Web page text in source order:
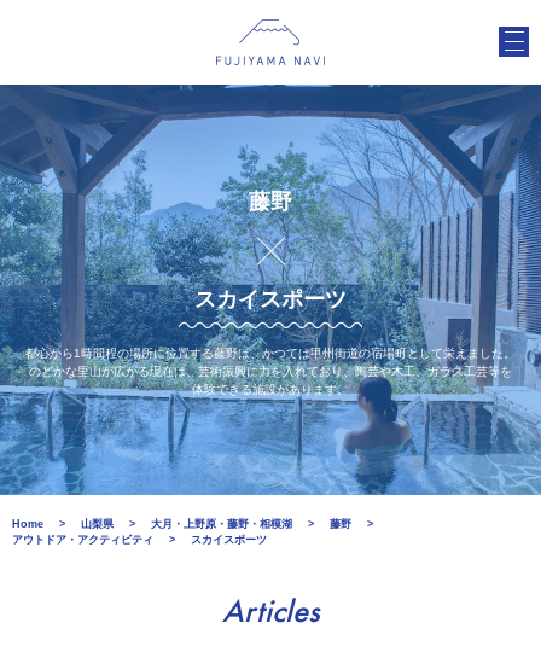
藤野
スカイスポーツ
都心から1時間程の場所に位置する藤野は、かつては甲州街道の宿場町として栄えました。
のどかな里山が広がる現在は、芸術振興に力を入れており、陶芸や木工、ガラス工芸等を
体験できる施設があります。
Home 山梨県 大月・上野原・藤野・相模湖
藤野
アウトドア・アクティビティ
スカイスポーツ
Articles